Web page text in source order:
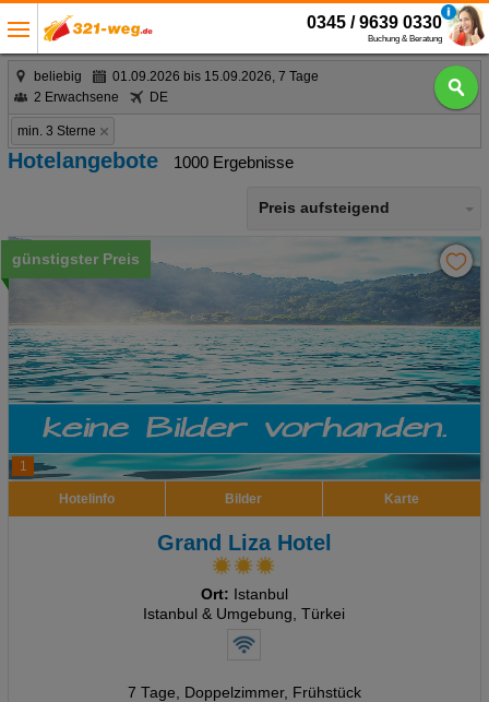
0345 / 9639 0330
Buchung & Beratung
beliebig
01.09.2026 bis 15.09.2026, 7 Tage
2 Erwachsene
DE
min. 3 Sterne
Hotelangebote 1000 Ergebnisse
Preis aufsteigend
1
günstigster Preis
Hotelinfo Bilder Karte
Grand Liza Hotel
Ort: Istanbul
Istanbul & Umgebung, Türkei
7 Tage, Doppelzimmer, Frühstück